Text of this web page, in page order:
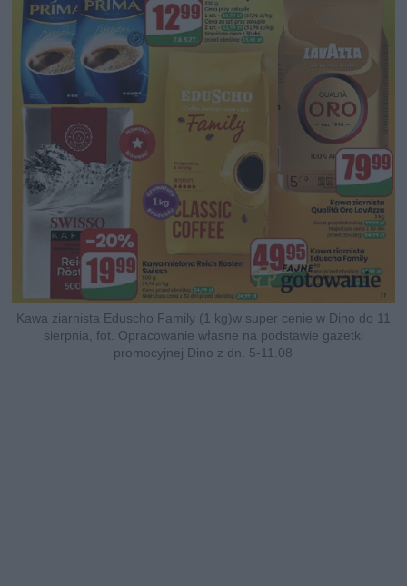
Kawa ziarnista Eduscho Family (1 kg)w super cenie w Dino do 11
sierpnia, fot. Opracowanie własne na podstawie gazetki
promocyjnej Dino z dn. 5-11.08